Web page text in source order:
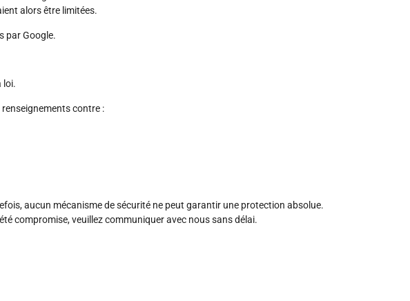
alors être limitées.
par Google.
loi.
contre :
aucun mécanisme de sécurité ne peut garantir une protection absolue.
compromise, veuillez communiquer avec nous sans délai.